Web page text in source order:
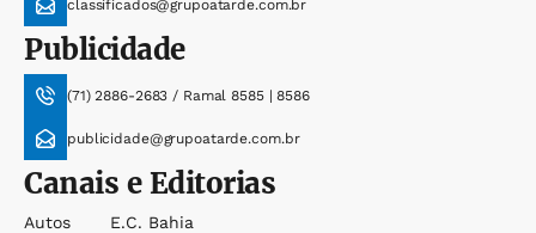
classificados@grupoatarde.com.br
Publicidade
(71) 2886-2683 / Ramal 8585 | 8586
publicidade@grupoatarde.com.br
Canais e Editorias
Autos
E.c. Bahia